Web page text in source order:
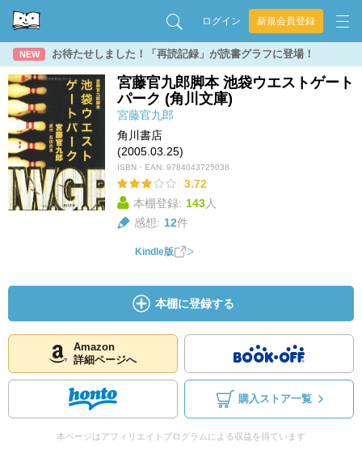
ログイン 新規会員登録
NEW お待たせしました！「再読記録」が読書グラフに登場！
宮藤官九郎脚本 池袋ウエストゲート
パーク (角川文庫)
宮藤官九郎
角川書店
(2005.03.25)
ISBN・EAN: 9784043725038
3.72
本棚登録: 143人
感想: 12件
Kindle版
本棚に登録する
Amazon
詳細ページへ
購入ストア一覧
本ページはアフィリエイトプログラムによる収益を得ています